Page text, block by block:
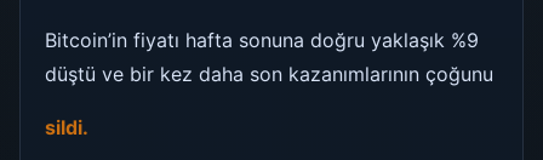
Bitcoin’in fiyatı hafta sonuna doğru yaklaşık %9
düştü ve bir kez daha son kazanımlarının çoğunu
sildi.